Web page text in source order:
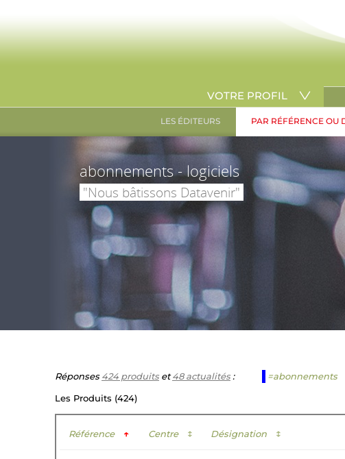
VOTRE PROFIL
LES ÉDITEURS PAR RÉFÉRENCE OU
abonnements - logiciels
"Nous bâtissons Datavenir"
Réponses424 produitset48 actualités: =abonnements
Les Produits (424)
Référence ↑ Centre ↕ Désignation ↕